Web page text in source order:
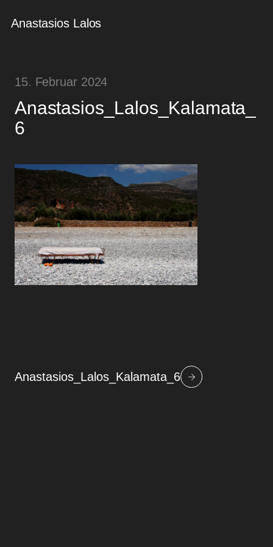
Anastasios Lalos
15. Februar 2024
Anastasios_Lalos_Kalamata_
6
Beitragsnavigation
Anastasios_Lalos_Kalamata_6